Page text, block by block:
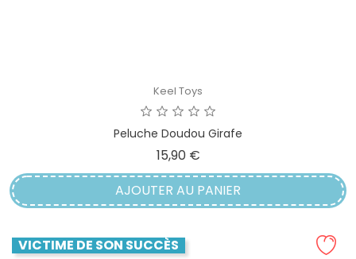
Keel Toys
Peluche Doudou Girafe
15,90 €Prix
AJOUTER AU PANIER
VICTIME DE SON SUCCÈS